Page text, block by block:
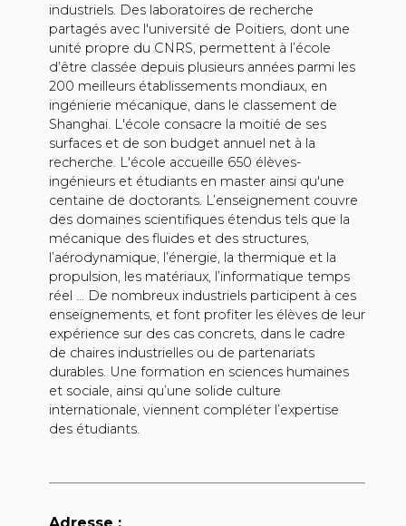
industriels. Des laboratoires de recherche
partagés avec l'université de Poitiers, dont une
unité propre du CNRS, permettent à l’école
d’être classée depuis plusieurs années parmi les
200 meilleurs établissements mondiaux, en
ingénierie mécanique, dans le classement de
Shanghai. L'école consacre la moitié de ses
surfaces et de son budget annuel net à la
recherche. L'école accueille 650 élèves-
ingénieurs et étudiants en master ainsi qu'une
centaine de doctorants. L’enseignement couvre
des domaines scientifiques étendus tels que la
mécanique des fluides et des structures,
l’aérodynamique, l’énergie, la thermique et la
propulsion, les matériaux, l’informatique temps
réel … De nombreux industriels participent à ces
enseignements, et font profiter les élèves de leur
expérience sur des cas concrets, dans le cadre
de chaires industrielles ou de partenariats
durables. Une formation en sciences humaines
et sociale, ainsi qu’une solide culture
internationale, viennent compléter l’expertise
des étudiants.